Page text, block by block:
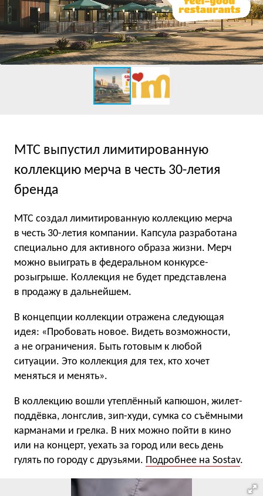
МТС выпустил лимитированную
коллекцию мерча в честь 30-летия
бренда
МТС создал лимитированную коллекцию мерча
в честь 30-летия компании. Капсула разработана
специально для активного образа жизни. Мерч
можно выиграть в федеральном конкурсе-
розыгрыше. Коллекция не будет представлена
в продажу в дальнейшем.
В концепции коллекции отражена следующая
идея: «Пробовать новое. Видеть возможности,
а не ограничения. Быть готовым к любой
ситуации. Это коллекция для тех, кто хочет
меняться и менять».
В коллекцию вошли утеплённый капюшон, жилет-
поддёвка, лонгслив, зип-худи, сумка со съёмными
карманами и грелка. В них можно пойти в кино
или на концерт, уехать за город или весь день
гулять по городу с друзьями. Подробнее на Sostav.